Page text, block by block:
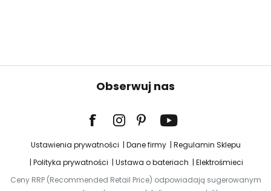
Obserwuj nas
Ustawienia prywatności Dane firmy
Regulamin Sklepu
Polityka prywatności
Ustawa o bateriach
Elektrośmieci
Ceny RRP (Recommended Retail Price) odpowiadają sugerowanym